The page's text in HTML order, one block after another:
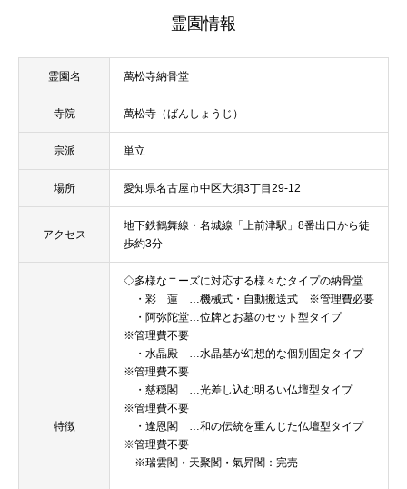
霊園情報
霊園名 萬松寺納骨堂
寺院 萬松寺（ばんしょうじ）
宗派 単立
場所 愛知県名古屋市中区大須3丁目29-12
アクセス
地下鉄鶴舞線・名城線「上前津駅」8番出口から徒
歩約3分
特徴
◇多様なニーズに対応する様々なタイプの納骨堂
・彩 蓮 …機械式・自動搬送式 ※管理費必要
・阿弥陀堂…位牌とお墓のセット型タイプ
※管理費不要
・水晶殿 …水晶基が幻想的な個別固定タイプ
※管理費不要
・慈穏閣 …光差し込む明るい仏壇型タイプ
※管理費不要
・逢恩閣 …和の伝統を重んじた仏壇型タイプ
※管理費不要
※瑞雲閣・天聚閣・氣昇閣：完売